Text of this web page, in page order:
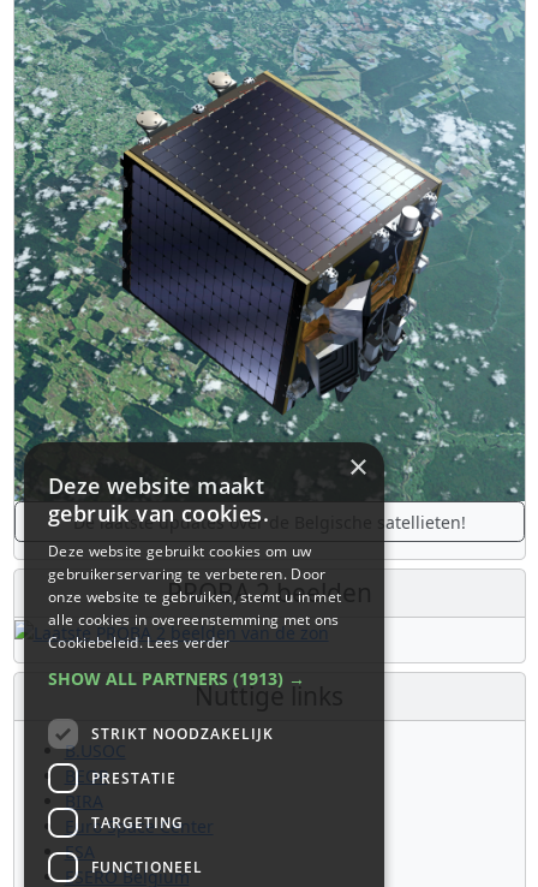
De laatste updates over de Belgische satellieten!
PROBA 2 beelden
Nuttige links
B.USOC
BEOP
BIRA
Euro Space Center
ESA
ESERO Belgium
×
Deze website maakt
gebruik van cookies.
Deze website gebruikt cookies om uw
gebruikerservaring te verbeteren. Door
onze website te gebruiken, stemt u in met
alle cookies in overeenstemming met ons
Cookiebeleid.Lees verder
SHOW ALL PARTNERS (1913) →
STRIKT NOODZAKELIJK
PRESTATIE
TARGETING
FUNCTIONEEL